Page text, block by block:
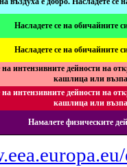
Насладете се на обичайните
Насладете се на обичайните
интензивните дейности на
кашлица или
интензивните дейности на
кашлица или
Намалете физическите